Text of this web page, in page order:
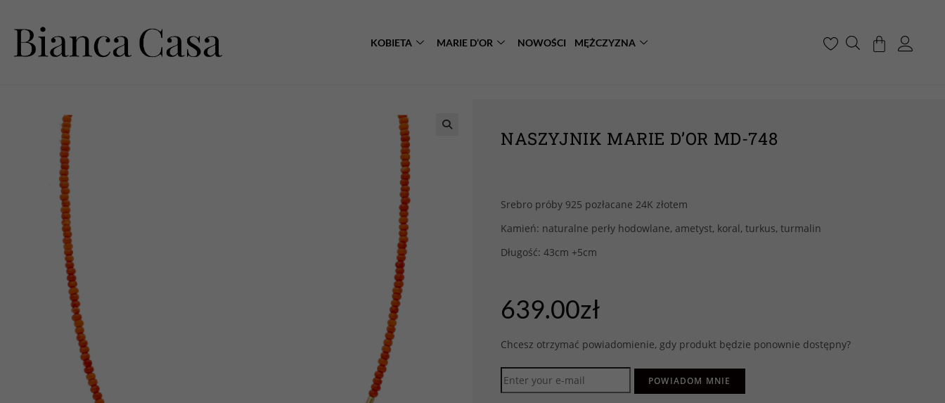
KOBIETA MARIE D’OR NOWOŚCI MĘŻCZYZNA
NASZYJNIK MARIE D’OR MD-748
Srebro próby 925 pozłacane 24K złotem
Kamień: naturalne perły hodowlane, ametyst, koral, turkus, turmalin
Długość: 43cm +5cm
639.00zł
Chcesz otrzymać powiadomienie, gdy produkt będzie ponownie dostępny?
POWIADOM MNIE